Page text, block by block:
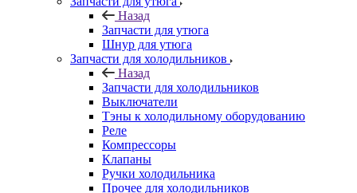
Назад
Запчасти для утюга
Шнур для утюга
Запчасти для холодильников
Назад
Запчасти для холодильников
Выключатели
Тэны к холодильному оборудованию
Реле
Компрессоры
Клапаны
Ручки холодильника
Прочее для холодильников